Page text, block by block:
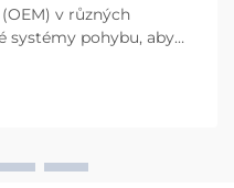
v různých
systémy pohybu, aby
pohyb přímo